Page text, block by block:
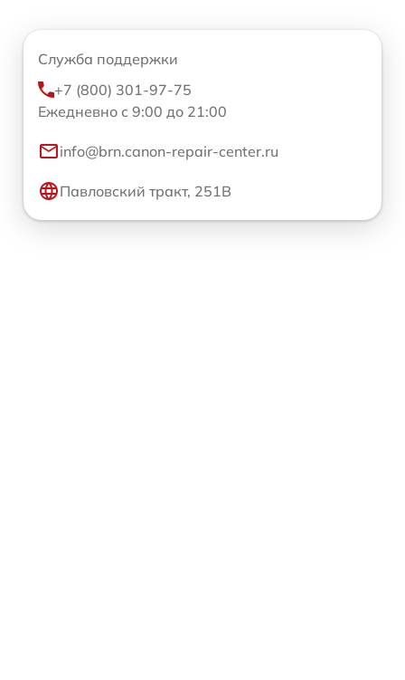
Служба поддержки
+7 (800) 301-97-75
Ежедневно с 9:00 до 21:00
info@brn.canon-repair-center.ru
Павловский тракт, 251В